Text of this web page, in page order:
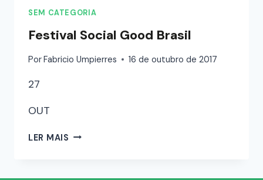
SEM CATEGORIA
Festival Social Good Brasil
PorFabricio Umpierres 16 de outubro de 2017
27
OUT
LER MAIS